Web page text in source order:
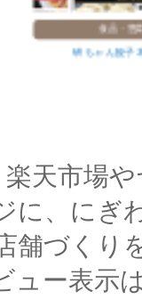
楽天市場
に、にぎ
舗づくり
ュー表示